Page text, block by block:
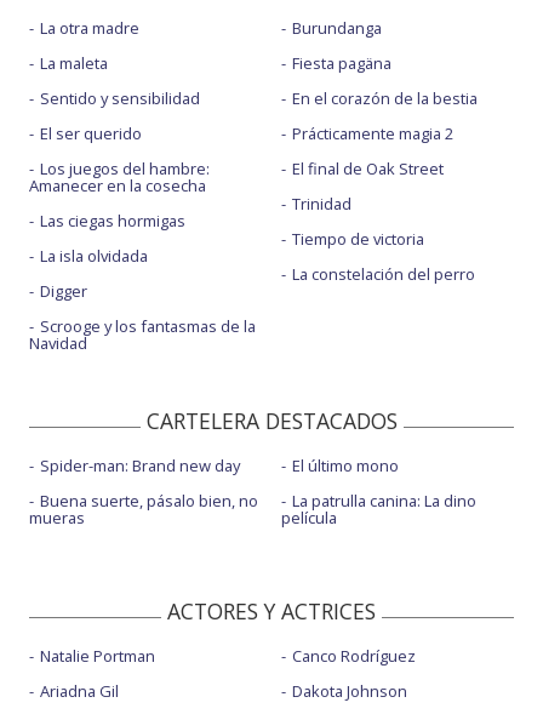
La otra madre
La maleta
Sentido y sensibilidad
El ser querido
Los juegos del hambre:
Amanecer en la cosecha
Las ciegas hormigas
La isla olvidada
Digger
Scrooge y los fantasmas de la
Navidad
Burundanga
Fiesta pagäna
En el corazón de la bestia
Prácticamente magia 2
El final de Oak Street
Trinidad
Tiempo de victoria
La constelación del perro
CARTELERA DESTACADOS
Spider-man: Brand new day
Buena suerte, pásalo bien, no
mueras
El último mono
La patrulla canina: La dino
película
ACTORES Y ACTRICES
Natalie Portman
Ariadna Gil
Canco Rodríguez
Dakota Johnson